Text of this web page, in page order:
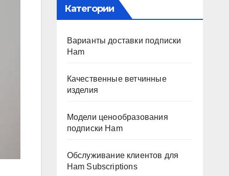
Категории
Варианты доставки подписки
Ham
Качественные ветчинные
изделия
Модели ценообразования
подписки Ham
Обслуживание клиентов для
Ham Subscriptions